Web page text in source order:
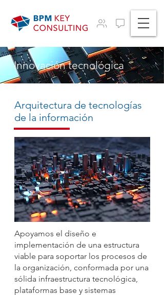
Innovación tecnológica
Arquitectura de tecnologías
de la información
Apoyamos el diseño e
implementación de una estructura
viable para soportar los procesos de
la organización, conformada por una
sólida infraestructura tecnológica,
plataformas base y sistemas